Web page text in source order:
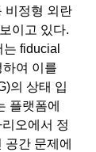
비정형 외란
이고 있다.
fiducial
여 이를
의 상태 입
플랫폼에
오에서 정
간 문제에